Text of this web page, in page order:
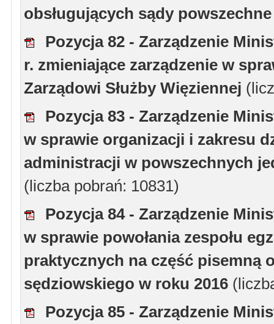
obsługujących sądy
Pozycja 82 - Zarządzenie
r. zmieniające zarządzenie w
Zarządowi Służby Więziennej
Pozycja 83 - Zarządzenie
w sprawie organizacji i zakresu
administracji w powszechnych
(liczba pobrań: 10831)
Pozycja 84 - Zarządzenie
w sprawie powołania zespołu
praktycznych na część pisemną
sędziowskiego w roku 2016
Pozycja 85 - Zarządzenie